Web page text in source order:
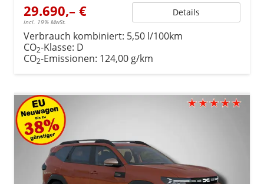
29.690,– €
incl. 19% MwSt.
Details
Verbrauch kombiniert: 5,50 l/100km
CO2-Klasse: D
CO2-Emissionen: 124,00 g/km